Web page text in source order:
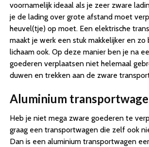
voornamelijk ideaal als je zeer zware
je de lading over grote afstand moet
heuvel(tje) op moet. Een elektrische
maakt je werk een stuk makkelijker en zo
lichaam ook. Op deze manier ben je na
goederen verplaatsen niet helemaal
duwen en trekken aan de zware
Aluminium
Heb je niet mega zware goederen te
graag een transportwagen die zelf ook
Dan is een aluminium transportwagen